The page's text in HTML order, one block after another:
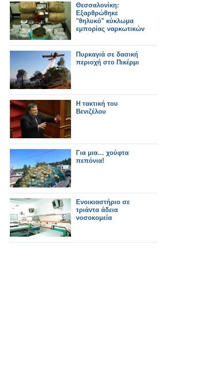
Θεσσαλονίκη:
Εξαρθρώθηκε
"θηλυκό" κύκλωμα
εμπορίας ναρκωτικών
Πυρκαγιά σε δασική
περιοχή στο Πικέρμι
Η τακτική του
Βενιζέλου
Για μια… χούφτα
πεπόνια!
Ενοικιαστήριο σε
τριάντα άδεια
νοσοκομεία